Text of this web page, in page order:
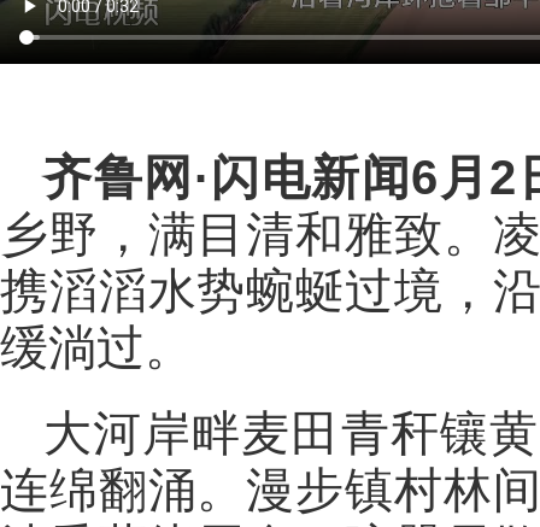
齐鲁网 ·闪电新闻6月2
乡野，满目清和雅致。
携滔滔水势蜿蜒过境，
缓淌过。
大河岸畔麦田青秆镶
连绵翻涌。漫步镇村林